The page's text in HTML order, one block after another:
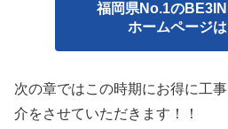
福岡県No.1の
ホームページ
次の章ではこの時期にお得に工
介をさせていただきます！！